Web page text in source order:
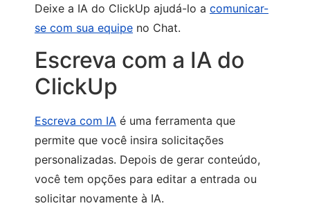
Deixe a IA do ClickUp ajudá-lo a comunicar-
se com sua equipe no Chat.
Escreva com a IA do
ClickUp
Escreva com IA é uma ferramenta que
permite que você insira solicitações
personalizadas. Depois de gerar conteúdo,
você tem opções para editar a entrada ou
solicitar novamente à IA.